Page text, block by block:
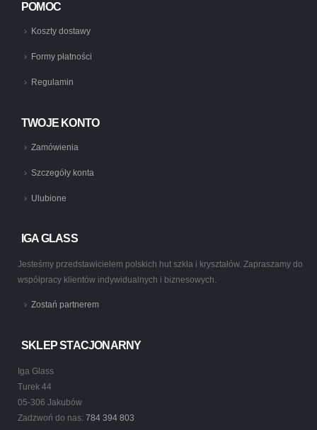
POMOC
Koszty dostawy
Formy płatności
Regulamin
TWOJE KONTO
Zamówienia
Szczegóły konta
Ulubione
IGA GLASS
Jesteśmy przedstawicielem polskich hut szkła i kryształów. Zapraszamy do
współpracy klientów indywidualnych i biznesowych.
Zostań partnerem
SKLEP STACJONARNY
Iga Glass
Turek 44
05-306 Jakubów
Zadzwoń do nas: 784 394 803